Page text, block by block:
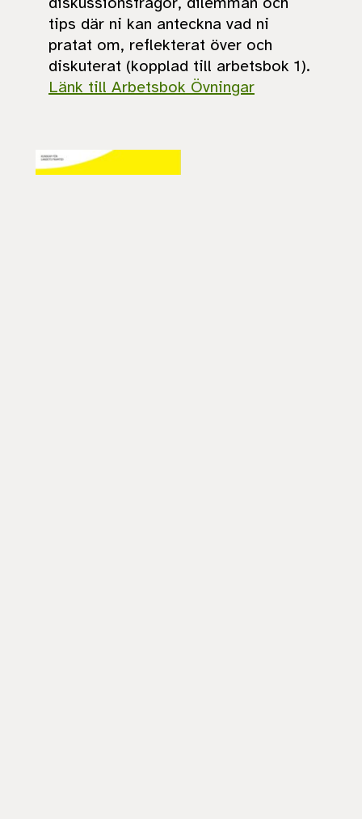
tips där ni kan anteckna vad ni
pratat om, reflekterat över och
diskuterat (kopplad till arbetsbok 1).
Länk till Arbetsbok Övningar